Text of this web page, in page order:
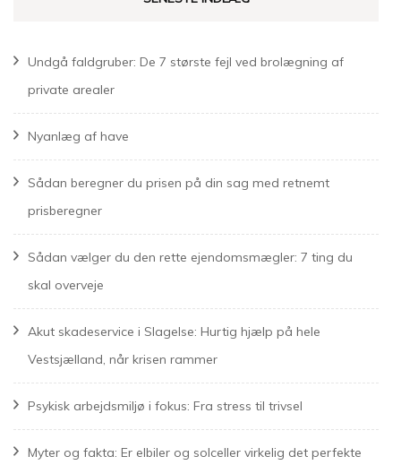
Undgå faldgruber: De 7 største fejl ved brolægning af
private arealer
Nyanlæg af have
Sådan beregner du prisen på din sag med retnemt
prisberegner
Sådan vælger du den rette ejendomsmægler: 7 ting du
skal overveje
Akut skadeservice i Slagelse: Hurtig hjælp på hele
Vestsjælland, når krisen rammer
Psykisk arbejdsmiljø i fokus: Fra stress til trivsel
Myter og fakta: Er elbiler og solceller virkelig det perfekte